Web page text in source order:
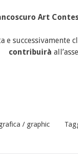
Art
e successivamente
contribuirà
/ graphic